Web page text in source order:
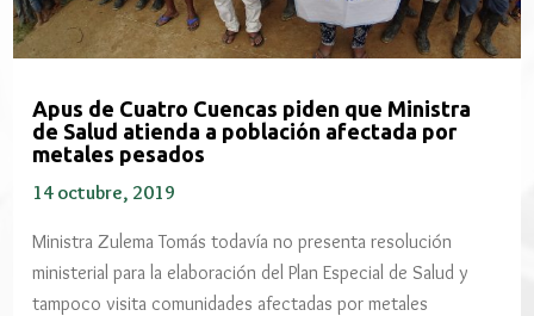
Apus de Cuatro Cuencas piden que Ministra
de Salud atienda a población afectada por
metales pesados
14 octubre, 2019
Ministra Zulema Tomás todavía no presenta resolución
ministerial para la elaboración del Plan Especial de Salud y
tampoco visita comunidades afectadas por metales